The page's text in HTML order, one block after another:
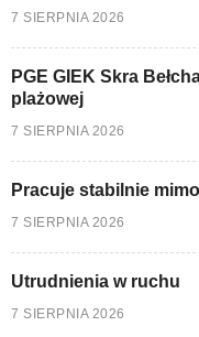
7 SIERPNIA 2026
PGE GIEK Skra
plażowej
7 SIERPNIA 2026
Pracuje stabilnie
7 SIERPNIA 2026
Utrudnienia w ruchu
7 SIERPNIA 2026